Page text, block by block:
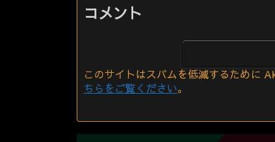
コメント
このサイトはスパムを低減するために
ちらをご覧ください。